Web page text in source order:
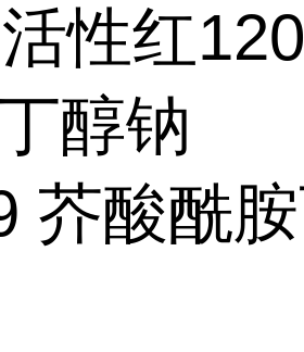
性红120
醇钠
芥酸酰